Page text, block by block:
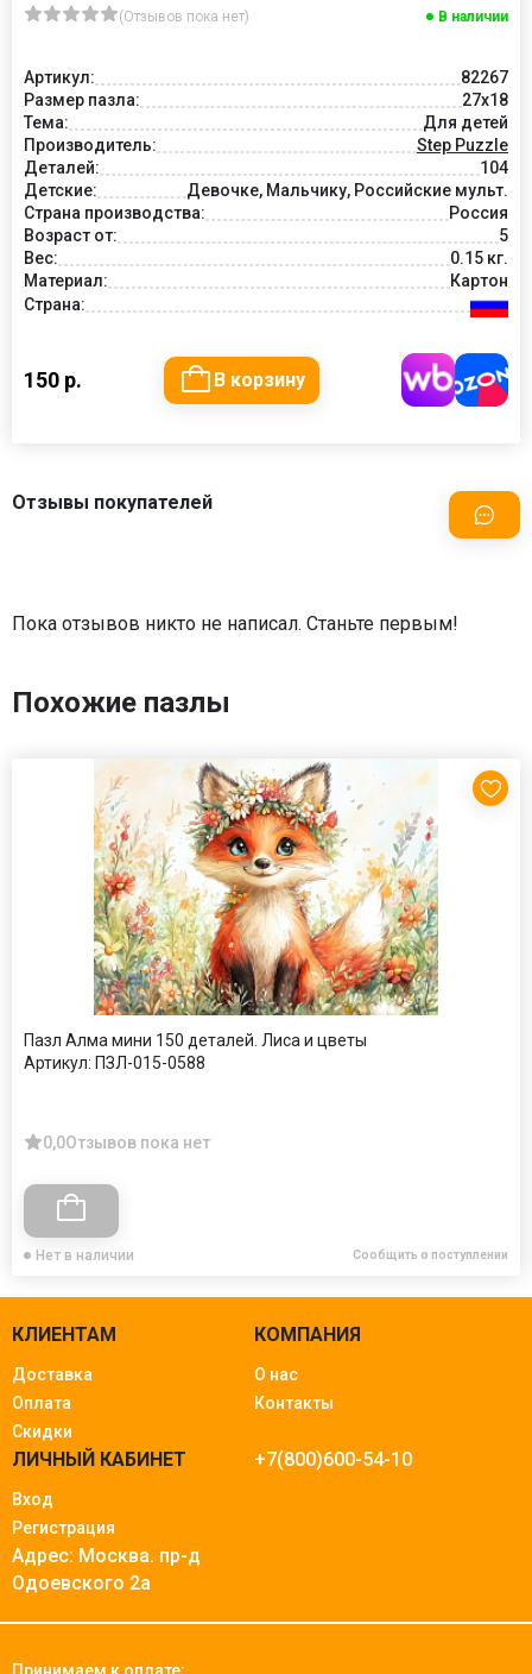
(Отзывов пока нет) В наличии
Артикул:
82267
Размер пазла:
27x18
Тема:
Для детей
Производитель:
Step Puzzle
Деталей:
104
Детские:
Девочке, Мальчику, Российские мульт.
Страна производства:
Россия
Возраст от:
5
Вес:
0.15 кг.
Материал:
Картон
Страна:
150 р. В корзину
Отзывы покупателей
Пока отзывов никто не написал. Станьте первым!
Похожие пазлы
Пазл Алма мини 150 деталей. Лиса и цветы
Артикул: ПЗЛ-015-0588
0,0Отзывов пока нет
Нет в наличии Сообщить о поступлении
КЛИЕНТАМ
Доставка
Оплата
Скидки
КОМПАНИЯ
О нас
Контакты
ЛИЧНЫЙ КАБИНЕТ
Вход
Регистрация
+7(800)600-54-10
Адрес: Москва. пр-д
Одоевского 2а